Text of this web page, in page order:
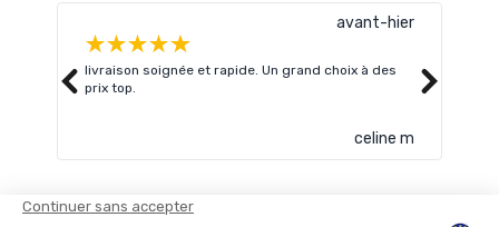
avant-hier
livraison soignée et rapide. Un grand choix à des
prix top.
celine m